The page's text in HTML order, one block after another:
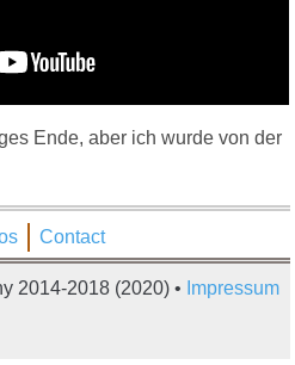
Ende, aber ich wurde von der
Contact
2014-2018 (2020) • Impressum